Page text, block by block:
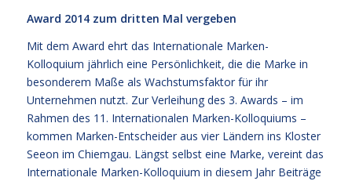
Award 2014 zum dritten Mal vergeben
Mit dem Award ehrt das Internationale Marken-
Kolloquium jährlich eine Persönlichkeit, die die Marke in
besonderem Maße als Wachstumsfaktor für ihr
Unternehmen nutzt. Zur Verleihung des 3. Awards – im
Rahmen des 11. Internationalen Marken-Kolloquiums –
kommen Marken-Entscheider aus vier Ländern ins Kloster
Seeon im Chiemgau. Längst selbst eine Marke, vereint das
Internationale Marken-Kolloquium in diesem Jahr Beiträge